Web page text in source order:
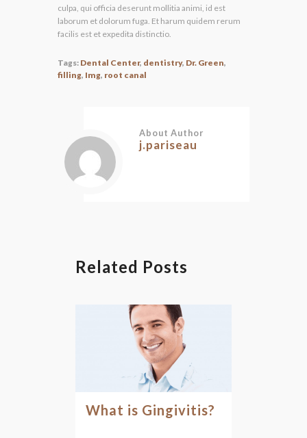
culpa, qui officia deserunt mollitia animi, id est
laborum et dolorum fuga. Et harum quidem rerum
facilis est et expedita distinctio.
Tags: Dental Center, dentistry, Dr. Green,
filling, Img, root canal
About Author
j.pariseau
Related Posts
What is Gingivitis?